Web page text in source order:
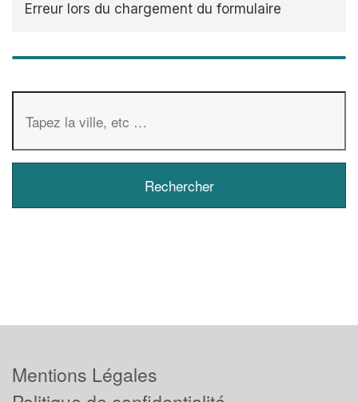
Erreur lors du chargement du formulaire
Mentions Légales